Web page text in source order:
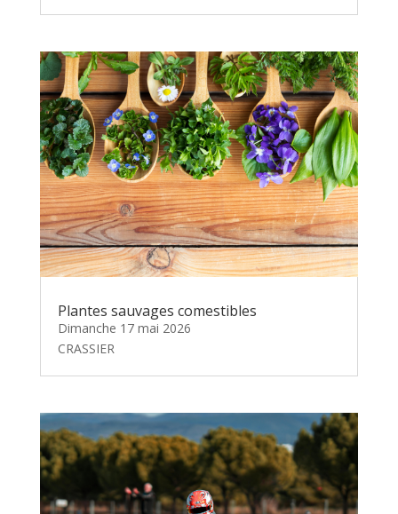
Plantes sauvages comestibles
Dimanche 17 mai 2026
CRASSIER